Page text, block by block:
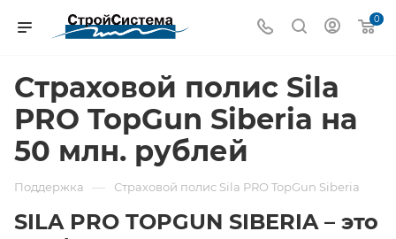
0
Страховой полис Sila
PRO TopGun Siberia на
50 млн. рублей
Поддержка — Страховой полис Sila PRO TopGun Siberia
SILA PRO TOPGUN SIBERIA – это